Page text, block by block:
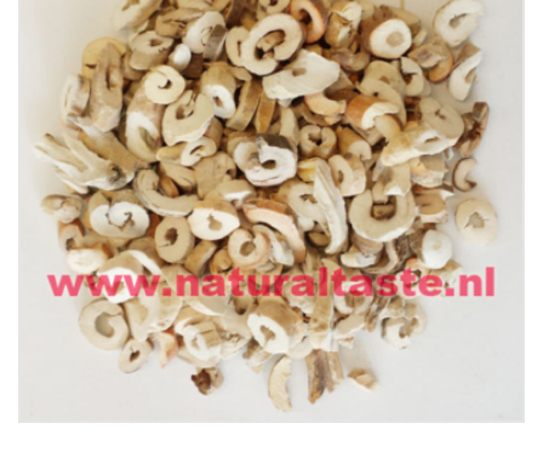
BAI XIAN PI • Cortex Dictamni
€13.99